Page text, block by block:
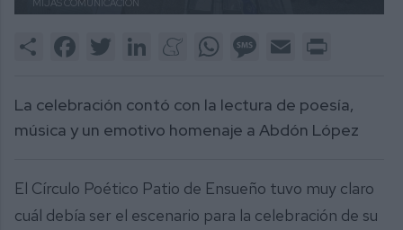
MIJAS COMUNICACIÓN
Share FacebookTwitter LinkedInMeneameWhatsAppMessage
Email
La celebración contó con la lectura de poesía,
música y un emotivo homenaje a Abdón López
El Círculo Poético Patio de Ensueño tuvo muy claro
cuál debía ser el escenario para la celebración de su